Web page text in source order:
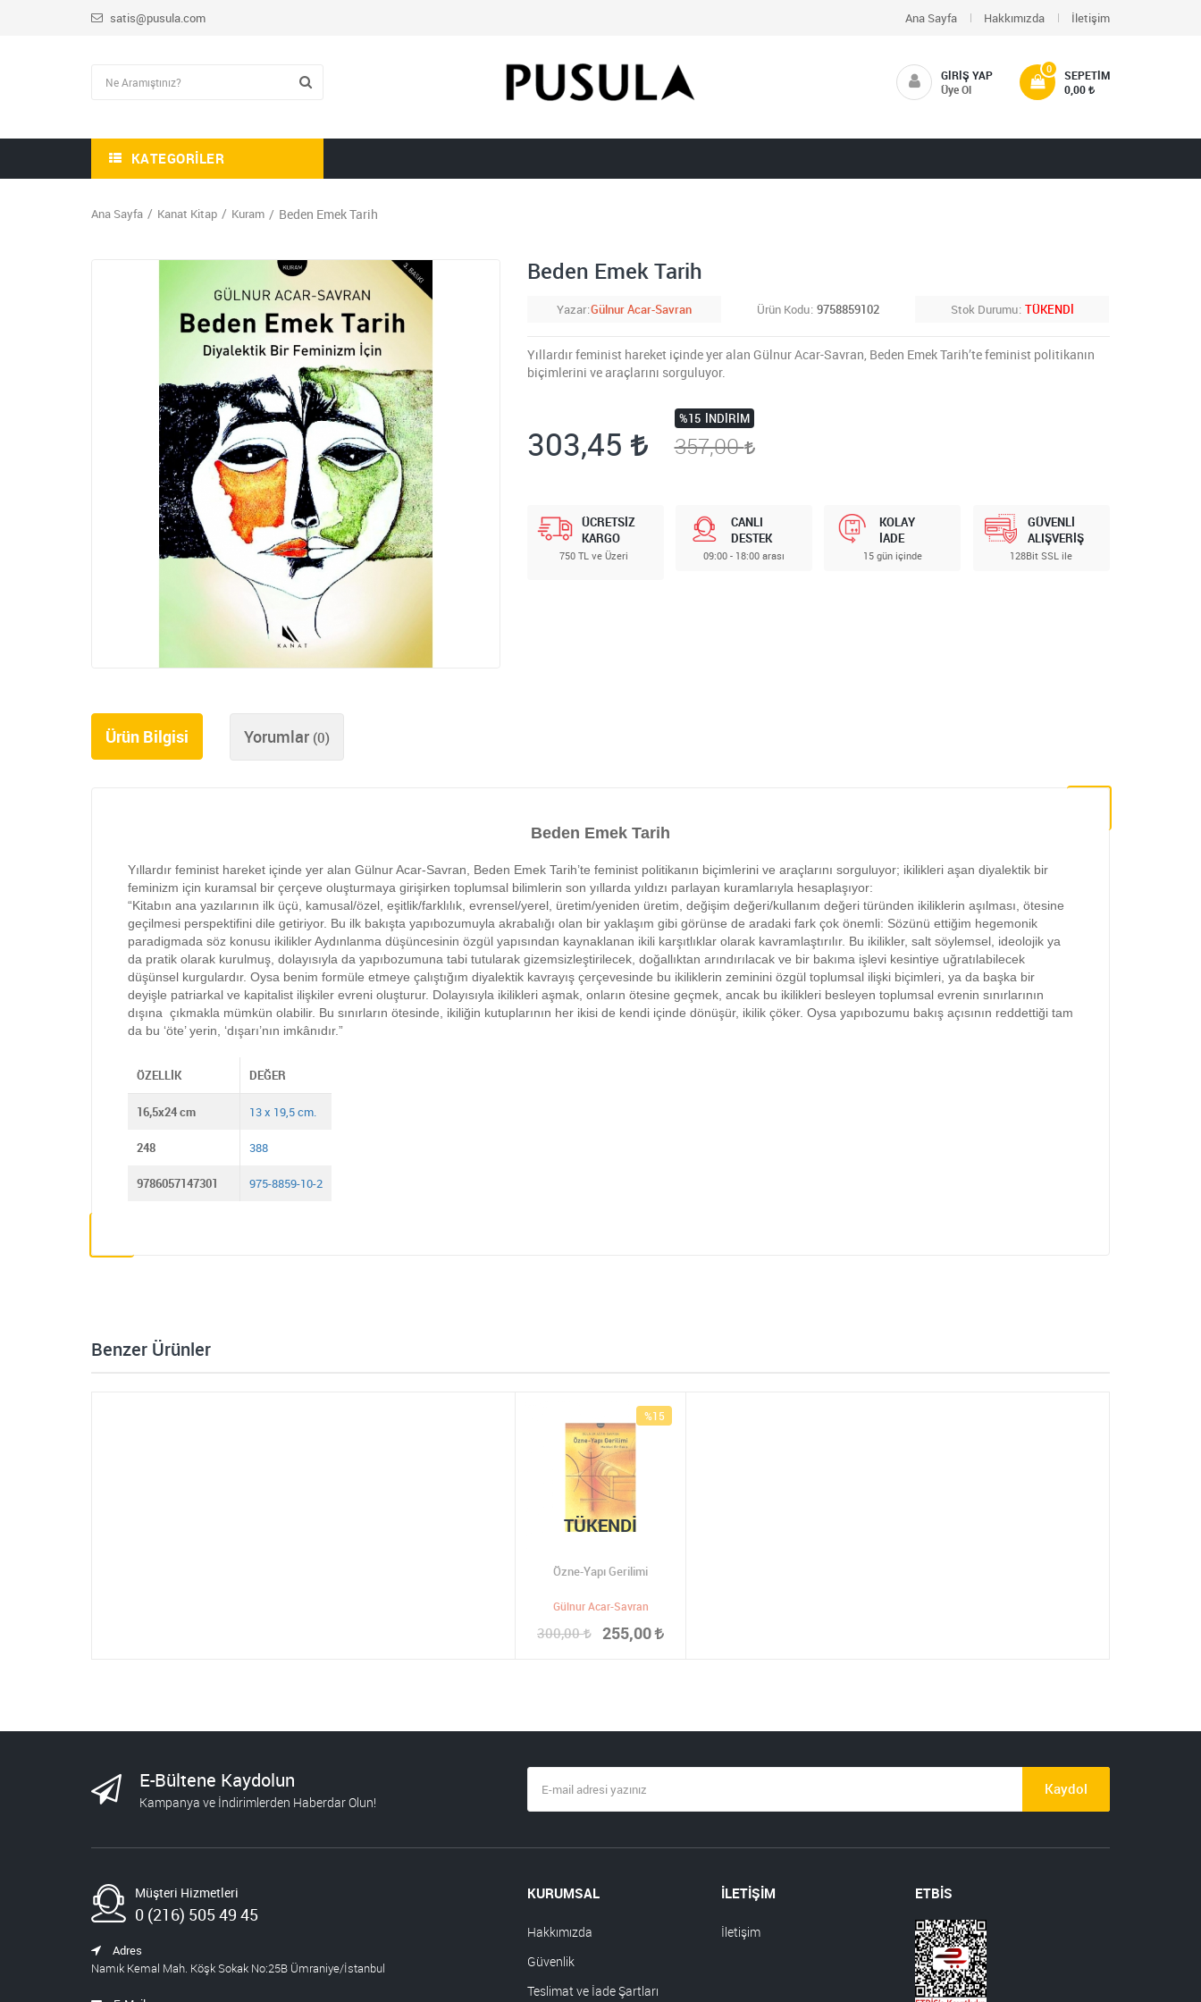
satis@pusula.com Ana Sayfa Hakkımızda İletişim
SEPETIM
0
0,00
GIRIŞ YAP
Üye Ol
KATEGORILER
Ana Sayfa Kanat Kitap Kuram Beden Emek Tarih
Beden Emek Tarih
Yazar Gülnur Acar-Savran Ürün Kodu 9758859102 Stok Durumu TÜKENDİ
Yıllardır feminist hareket içinde yer alan Gülnur Acar-Savran, Beden Emek Tarih’te feminist politikanın
biçimlerini ve araçlarını sorguluyor.
303,45
%15 İNDIRIM
357,00
ÜCRETSİZ
KARGO
750 TL ve Üzeri
CANLI
DESTEK
09:00 - 18:00 arası
KOLAY
İADE
15 gün içinde
GÜVENLİ
ALIŞVERİŞ
128Bit SSL ile
Ürün Bilgisi Yorumlar (0)
Beden Emek Tarih
Yıllardır feminist hareket içinde yer alan Gülnur Acar-Savran, Beden Emek Tarih’te feminist politikanın biçimlerini ve araçlarını sorguluyor; ikilikleri aşan diyalektik bir
feminizm için kuramsal bir çerçeve oluşturmaya girişirken toplumsal bilimlerin son yıllarda yıldızı parlayan kuramlarıyla hesaplaşıyor:
“Kitabın ana yazılarının ilk üçü, kamusal/özel, eşitlik/farklılık, evrensel/yerel, üretim/yeniden üretim, değişim değeri/kullanım değeri türünden ikiliklerin aşılması, ötesine
geçilmesi perspektifini dile getiriyor. Bu ilk bakışta yapıbozumuyla akrabalığı olan bir yaklaşım gibi görünse de aradaki fark çok önemli: Sözünü ettiğim hegemonik
paradigmada söz konusu ikilikler Aydınlanma düşüncesinin özgül yapısından kaynaklanan ikili karşıtlıklar olarak kavramlaştırılır. Bu ikilikler, salt söylemsel, ideolojik ya
da pratik olarak kurulmuş, dolayısıyla da yapıbozumuna tabi tutularak gizemsizleştirilecek, doğallıktan arındırılacak ve bir bakıma işlevi kesintiye uğratılabilecek
düşünsel kurgulardır. Oysa benim formüle etmeye çalıştığım diyalektik kavrayış çerçevesinde bu ikiliklerin zeminini özgül toplumsal ilişki biçimleri, ya da başka bir
deyişle patriarkal ve kapitalist ilişkiler evreni oluşturur. Dolayısıyla ikilikleri aşmak, onların ötesine geçmek, ancak bu ikilikleri besleyen toplumsal evrenin sınırlarının
dışına çıkmakla mümkün olabilir. Bu sınırların ötesinde, ikiliğin kutuplarının her ikisi de kendi içinde dönüşür, ikilik çöker. Oysa yapıbozumu bakış açısının reddettiği tam
da bu ‘öte’ yerin, ‘dışarı’nın imkânıdır.”
ÖZELLIK DEĞER
16,5x24 cm 13 x 19,5 cm.
248 388
9786057147301 975-8859-10-2
Benzer Ürünler
Özne-Yapı Gerilimi
Gülnur Acar-Savran
300,00 255,00
%15
TÜKENDI
E-Bültene Kaydolun
Kampanya ve İndirimlerden Haberdar Olun!
Kaydol
Müşteri Hizmetleri
0 (216) 505 49 45
Adres
Namık Kemal Mah. Köşk Sokak No:25B Ümraniye/İstanbul
KURUMSAL
Hakkımızda
Güvenlik
Teslimat ve İade Şartları
İLETİŞİM
İletişim
ETBİS